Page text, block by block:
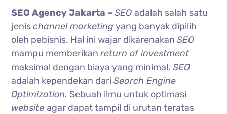
SEO Agency Jakarta –SEOadalah salah satu
jenischannel marketing yang banyak dipilih
oleh pebisnis. Hal ini wajar dikarenakanSEO
mampu memberikanreturn of investment
maksimal dengan biaya yang minimal.SEO
adalah kependekan dariSearch Engine
Optimization. Sebuah ilmu untuk optimasi
websiteagar dapat tampil di urutan teratas